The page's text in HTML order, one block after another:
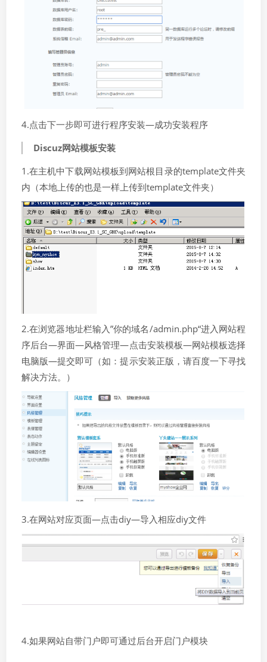
4.点击下一步即可进行程序安装—成功安装程序
Discuz网站模板安装
1.在主机中下载网站模板到网站根目录的template文件夹
内（本地上传的也是一样上传到template文件夹）
2.在浏览器地址栏输入”你的域名/admin.php“进入网站程
序后台—界面—风格管理—点击安装模板—网站模板选择
电脑版—提交即可（如：提示安装正版，请百度一下寻找
解决方法。）
3.在网站对应页面—点击diy—导入相应diy文件
4.如果网站自带门户即可通过后台开启门户模块